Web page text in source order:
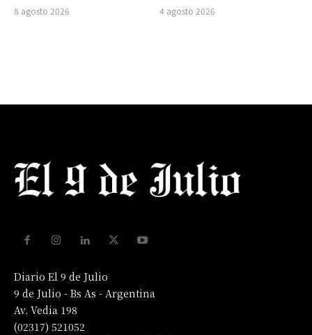
8 agosto 2026 4 agosto 2026
Diario El 9 de Julio
9 de Julio - Bs As - Argentina
Av. Vedia 198
(02317) 521052